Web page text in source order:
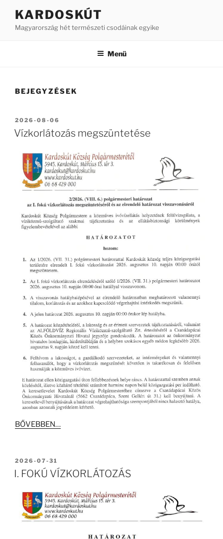
KARDOSKÚT
Magyarország hét természeti csodáinak egyike
Menü
BEJEGYZÉSEK
BEKÜLDVE:
2026-08-06
Vízkorlátozás megszüntetése
BŐVEBBEN…
BEKÜLDVE:
2026-07-31
I. FOKÚ VÍZKORLÁTOZÁS